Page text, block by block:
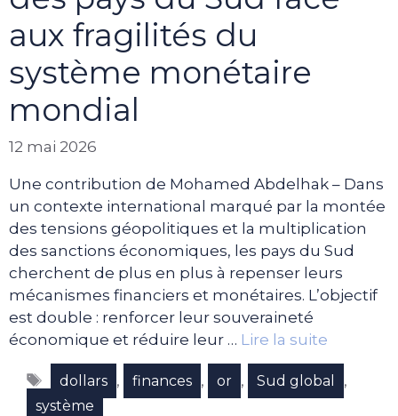
aux fragilités du
système monétaire
mondial
12 mai 2026
Une contribution de Mohamed Abdelhak – Dans
un contexte international marqué par la montée
des tensions géopolitiques et la multiplication
des sanctions économiques, les pays du Sud
cherchent de plus en plus à repenser leurs
mécanismes financiers et monétaires. L’objectif
est double : renforcer leur souveraineté
économique et réduire leur … Lire la suite
Étiquettes
dollars , finances , or , Sud global ,
système